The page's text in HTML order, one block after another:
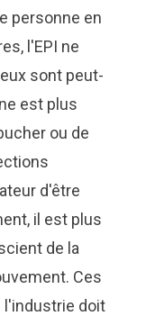
personne en
l'EPI ne
sont peut-
est plus
ou de
d'être
il est plus
de la
Ces
l'industrie doit